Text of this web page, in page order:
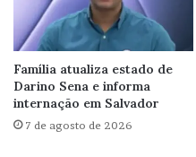
Família atualiza estado de
Darino Sena e informa
internação em Salvador
7 de agosto de 2026